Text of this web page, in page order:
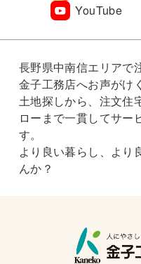
YouTube
長野県中南信エリアで
金子工務店へお声がけ
土地探しから、注文住
ローまで一貫してサー
す。
より良い暮らし、より
んか？